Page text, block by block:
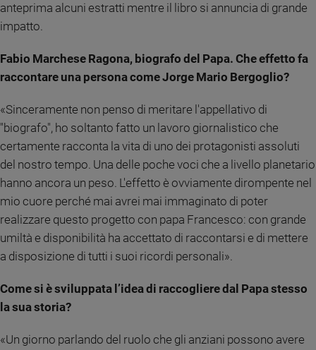
e
2026
Tv
e
streaming
Libri
Musica
Arte
ed
educazione
e
figli
Coppia
anteprima alcuni estratti mentre il libro si annuncia di grande
impatto.
Fabio Marchese Ragona, biografo del Papa. Che effetto fa
raccontare una persona come Jorge Mario Bergoglio?
«Sinceramente non penso di meritare l'appellativo di
"biografo", ho soltanto fatto un lavoro giornalistico che
certamente racconta la vita di uno dei protagonisti assoluti
del nostro tempo. Una delle poche voci che a livello planetario
hanno ancora un peso. L'effetto è ovviamente dirompente nel
mio cuore perché mai avrei mai immaginato di poter
realizzare questo progetto con papa Francesco: con grande
umiltà e disponibilità ha accettato di raccontarsi e di mettere
a disposizione di tutti i suoi ricordi personali».
Come si è sviluppata l’idea di raccogliere dal Papa stesso
la sua storia?
«Un giorno parlando del ruolo che gli anziani possono avere